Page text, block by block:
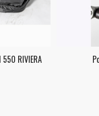
RIVIERA